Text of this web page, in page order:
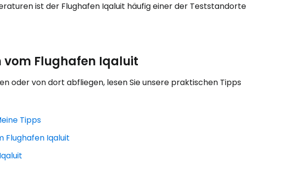
ist der Flughafen Iqaluit häufig einer der Teststandorte
vom Flughafen Iqaluit
oder von dort abfliegen, lesen Sie unsere praktischen Tipps
Tipps
Flughafen Iqaluit